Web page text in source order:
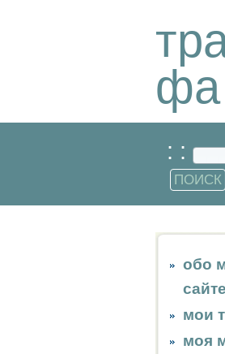
фа
: :
обо
сайте
мои
моя